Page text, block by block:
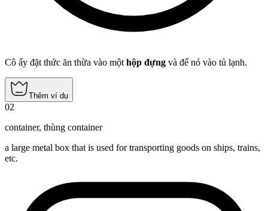
Cô ấy đặt thức ăn thừa vào một hộp đựng và để nó vào tủ lạnh.
Thêm ví dụ
02
container, thùng container
a large metal box that is used for transporting goods on ships, trains,
etc.